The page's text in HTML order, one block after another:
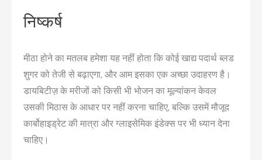
निष्कर्ष
मीठा होने का मतलब हमेशा यह नहीं होता कि कोई खाद्य पदार्थ ब्लड
शुगर को तेजी से बढ़ाएगा, और आम इसका एक अच्छा उदाहरण है।
डायबिटीज़ के मरीजों को किसी भी भोजन का मूल्यांकन केवल
उसकी मिठास के आधार पर नहीं करना चाहिए, बल्कि उसमें मौजूद
कार्बोहाइड्रेट की मात्रा और ग्लाइसेमिक इंडेक्स पर भी ध्यान देना
चाहिए।